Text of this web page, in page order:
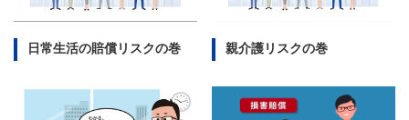
日常生活の賠償リスクの巻 親介護リスクの巻